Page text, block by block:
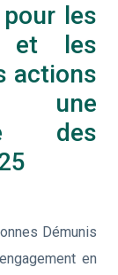
les
et les
actions
une
des
Démunis
en